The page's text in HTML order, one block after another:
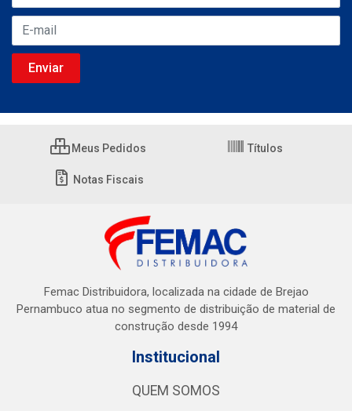
Meus Pedidos Títulos
Notas Fiscais
Femac Distribuidora, localizada na cidade de Brejao
Pernambuco atua no segmento de distribuição de material de
construção desde 1994
Institucional
QUEM SOMOS